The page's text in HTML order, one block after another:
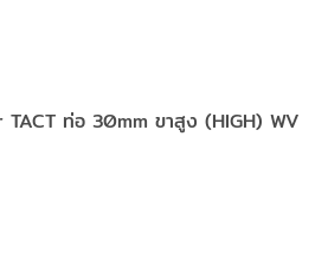
ท่อ 30mm ขาสูง (HIGH) WV
TACT ท่อ 30mm ขาสูง Hi WV